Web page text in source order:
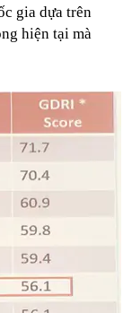
gia dựa trên
hiện tại mà